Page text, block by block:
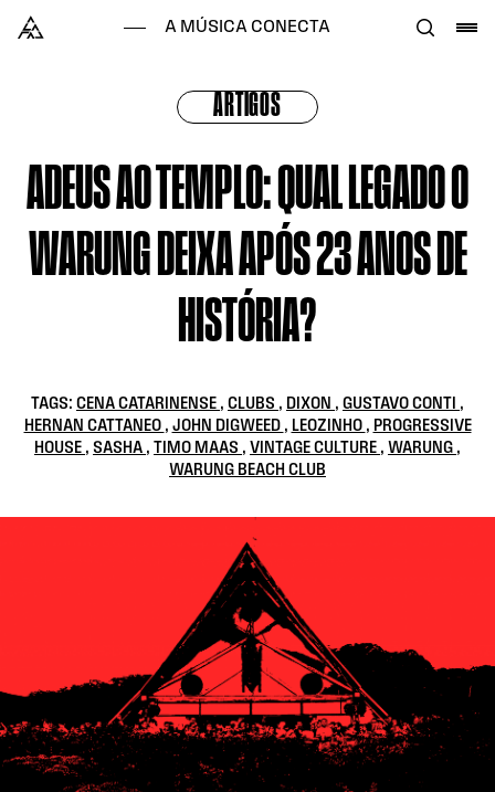
Alataj
A MÚSICA CONECTA
ARTIGOS
ADEUS AO TEMPLO: QUAL LEGADO O
WARUNG DEIXA APÓS 23 ANOS DE
HISTÓRIA?
TAGS: CENA CATARINENSE , CLUBS , DIXON , GUSTAVO CONTI ,
HERNAN CATTANEO , JOHN DIGWEED , LEOZINHO , PROGRESSIVE
HOUSE , SASHA , TIMO MAAS , VINTAGE CULTURE , WARUNG ,
WARUNG BEACH CLUB